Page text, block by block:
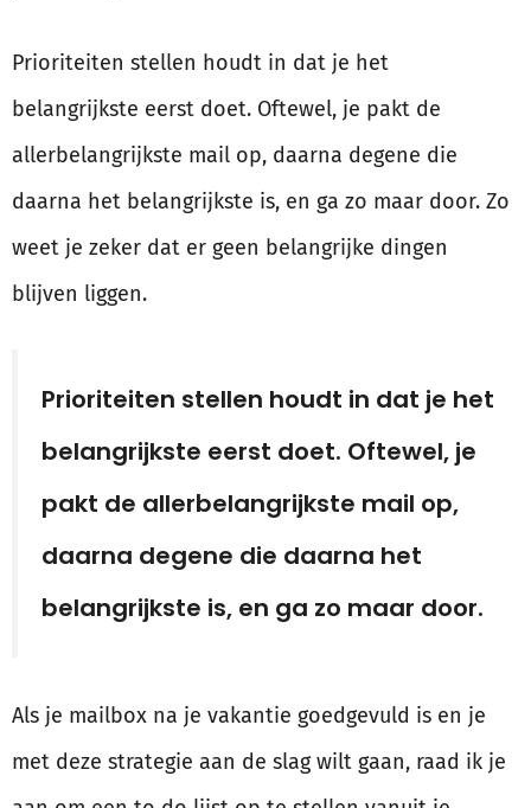
Prioriteiten stellen houdt in dat je het
belangrijkste eerst doet. Oftewel, je pakt de
allerbelangrijkste mail op, daarna degene die
daarna het belangrijkste is, en ga zo maar door. Zo
weet je zeker dat er geen belangrijke dingen
blijven liggen.
Prioriteiten stellen houdt in dat je het
belangrijkste eerst doet. Oftewel, je
pakt de allerbelangrijkste mail op,
daarna degene die daarna het
belangrijkste is, en ga zo maar door.
Als je mailbox na je vakantie goedgevuld is en je
met deze strategie aan de slag wilt gaan, raad ik je